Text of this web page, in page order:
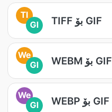
TI
GI
TIFF بۆ GIF
We
GI
WEBM بۆ GIF
We
GI
WEBP بۆ GIF